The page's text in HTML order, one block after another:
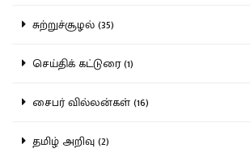
சுற்றுச்சூழல் (35)
செய்திக் கட்டுரை (1)
சைபர் வில்லன்கள் (16)
தமிழ் அறிவு (2)